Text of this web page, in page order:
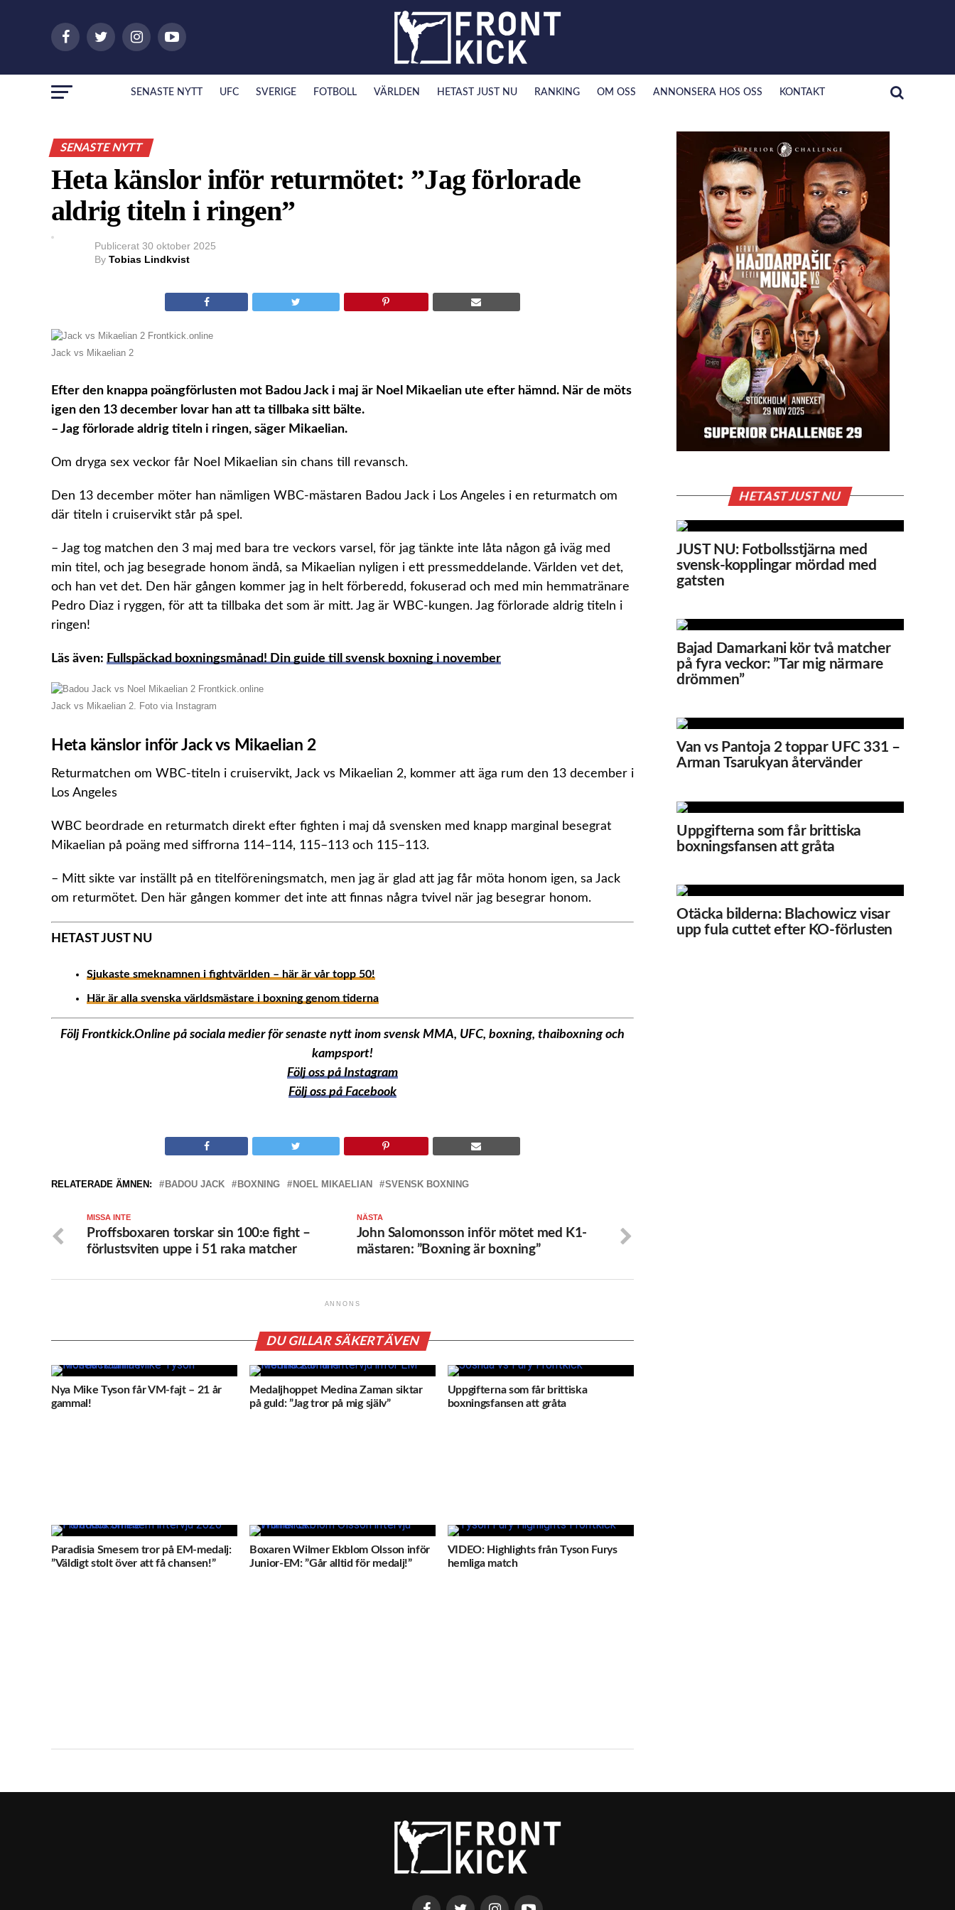
SENASTE NYTT UFC SVERIGE FOTBOLL VÄRLDEN HETAST JUST NU RANKING OM OSS ANNONSERA HOS OSS KONTAKT
SENASTE NYTT
Heta känslor inför returmötet: ”Jag förlorade
aldrig titeln i ringen”
Publicerat 30 oktober 2025
By Tobias Lindkvist
Jack vs Mikaelian 2
Efter den knappa poängförlusten mot Badou Jack i maj är Noel Mikaelian ute efter hämnd. När de möts
igen den 13 december lovar han att ta tillbaka sitt bälte.
– Jag förlorade aldrig titeln i ringen, säger Mikaelian.
Om dryga sex veckor får Noel Mikaelian sin chans till revansch.
Den 13 december möter han nämligen WBC-mästaren Badou Jack i Los Angeles i en returmatch om
där titeln i cruiservikt står på spel.
– Jag tog matchen den 3 maj med bara tre veckors varsel, för jag tänkte inte låta någon gå iväg med
min titel, och jag besegrade honom ändå, sa Mikaelian nyligen i ett pressmeddelande. Världen vet det,
och han vet det. Den här gången kommer jag in helt förberedd, fokuserad och med min hemmatränare
Pedro Diaz i ryggen, för att ta tillbaka det som är mitt. Jag är WBC-kungen. Jag förlorade aldrig titeln i
ringen!
Läs även: Fullspäckad boxningsmånad! Din guide till svensk boxning i november
Jack vs Mikaelian 2. Foto via Instagram
Heta känslor inför Jack vs Mikaelian 2
Returmatchen om WBC-titeln i cruiservikt, Jack vs Mikaelian 2, kommer att äga rum den 13 december i
Los Angeles
WBC beordrade en returmatch direkt efter fighten i maj då svensken med knapp marginal besegrat
Mikaelian på poäng med siffrorna 114–114, 115–113 och 115–113.
– Mitt sikte var inställt på en titel­föreningsmatch, men jag är glad att jag får möta honom igen, sa Jack
om returmötet. Den här gången kommer det inte att finnas några tvivel när jag besegrar honom.
HETAST JUST NU
Sjukaste smeknamnen i fightvärlden – här är vår topp 50!
Här är alla svenska världsmästare i boxning genom tiderna
Följ Frontkick.Online på sociala medier för senaste nytt inom svensk MMA, UFC, boxning, thaiboxning och
kampsport!
Följ oss på Instagram
Följ oss på Facebook
RELATERADE ÄMNEN: BADOU JACK BOXNING NOEL MIKAELIAN SVENSK BOXNING
NÄSTA
John Salomonsson inför mötet med K1-
mästaren: ”Boxning är boxning”
MISSA INTE
Proffsboxaren torskar sin 100:e fight –
förlustsviten uppe i 51 raka matcher
ANNONS
DU GILLAR SÄKERT ÄVEN
Nya Mike Tyson får VM-fajt – 21 år
gammal!
Medaljhoppet Medina Zaman siktar
på guld: ”Jag tror på mig själv”
Uppgifterna som får brittiska
boxningsfansen att gråta
Paradisia Smesem tror på EM-medalj:
”Väldigt stolt över att få chansen!”
Boxaren Wilmer Ekblom Olsson inför
Junior-EM: ”Går alltid för medalj!”
VIDEO: Highlights från Tyson Furys
hemliga match
HETAST JUST NU
JUST NU: Fotbollsstjärna med
svensk-kopplingar mördad med
gatsten
Bajad Damarkani kör två matcher
på fyra veckor: ”Tar mig närmare
drömmen”
Van vs Pantoja 2 toppar UFC 331 –
Arman Tsarukyan återvänder
Uppgifterna som får brittiska
boxningsfansen att gråta
Otäcka bilderna: Blachowicz visar
upp fula cuttet efter KO-förlusten